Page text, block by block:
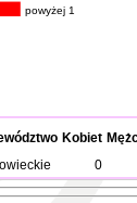
powyżej 1
Kobiet
0